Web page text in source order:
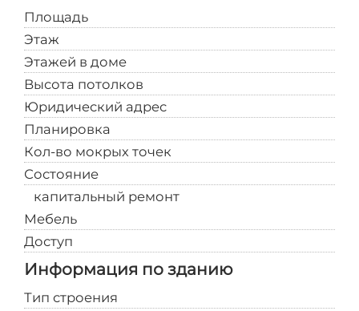
Площадь
Этаж
Этажей в доме
Высота потолков
Юридический адрес
Предоставляется
Планировка
Кол-во мокрых точек
Состояние
капитальный ремонт
Мебель
Доступ
Информация по зданию
Тип строения
Производственно-